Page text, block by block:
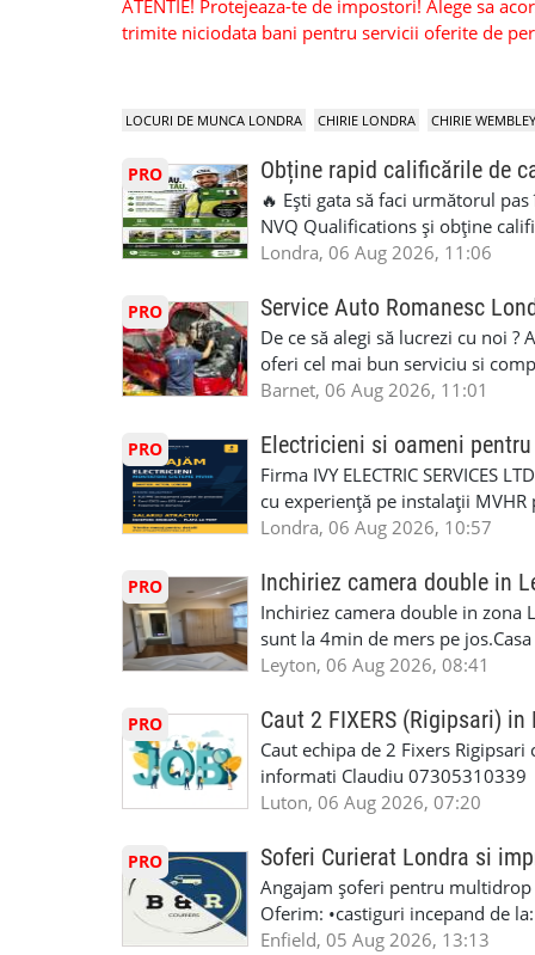
ATENTIE! Protejeaza-te de impostori! Alege sa
trimite niciodata bani pentru servicii oferite de
LOCURI DE MUNCA LONDRA CHIRIE LONDRA CHIRIE WEMBLEY
PRO Obține rapid calificările de
🔥 Ești gata să faci următorul
NVQ Qualifications și obține
Calificări recunoscute în UK ✅
competențele 👷 Indiferent dacă
oficială, noi te ajutăm să alegi
complicații. 💥 Suport real de la
noi oportunități de muncă și de
6RR 🚀 CSCS Colindale – GQA
te astăzi. Construiește-ți viitorul
Londra, 06 Aug 2026, 11:06
PRO Service Auto Romanesc
De ce să alegi să lucrezi cu noi
oferi cel mai bun serviciu si
alegerea ideală: Personal
Auto. Indiferent de situație,
repara in scurt timp si eficient
garaj auto care ofera orice tip de
Lucram cu Toate Garantiile si
iTP/MOT Masini Mici si Vanuri
Accident Management, Preluam
Masina la Schimb. ✅ Distributii
Geometrie Profesionala Roti
Explicatii. ✅ Suntem foarte buni
Reparam orice tip de masina
Masina de Drum Lung. ✅
Detailing Auto Interior/Exterior.
WhatsApp Text https://wa.link/
6HB
#AtelierAutoLondra
#RomanianGarageRepair
#RomanianMechanic
#MecaniciProfesionistiLondra
Barnet, 06 Aug 2026, 11:01
PRO Electricieni si oameni
Firma IVY ELECTRIC SERVICES
cu experiență pe instalații
obligatorii: 🔹 Full PPE
lucru constant ✅ Echipă
detalii și programare, trimiteți
Londra, 06 Aug 2026, 10:57
PRO Inchiriez camera double in
Inchiriez camera double in zona
sunt la 4min de mers pe
incluse.Cautam o persoana sau
seriozitate.Multumesc anticipat.
Leyton, 06 Aug 2026, 08:41
PRO Caut 2 FIXERS (Rigipsari) in
Caut echipa de 2 Fixers
informati Claudiu 07305310339
Luton, 06 Aug 2026, 07:20
PRO Soferi Curierat Londra si
Angajam șoferi pentru
Oferim: •castiguri incepand de
pentru cei platitori de VAT si
Enfield, 05 Aug 2026, 13:13